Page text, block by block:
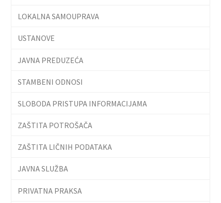
LOKALNA SAMOUPRAVA
USTANOVE
JAVNA PREDUZEĆA
STAMBENI ODNOSI
SLOBODA PRISTUPA INFORMACIJAMA
ZAŠTITA POTROŠAČA
ZAŠTITA LIČNIH PODATAKA
JAVNA SLUŽBA
PRIVATNA PRAKSA